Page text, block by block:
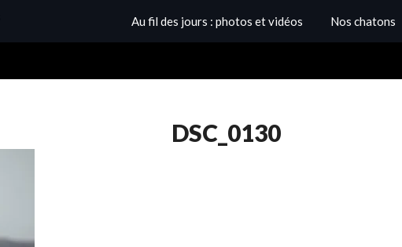
Au fil des jours : photos et vidéos Nos chatons
DSC_0130